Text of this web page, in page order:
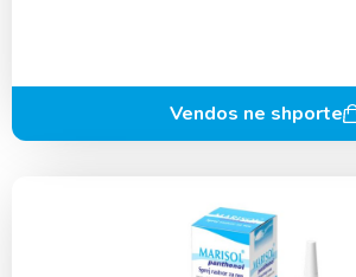
Vendos ne shporte